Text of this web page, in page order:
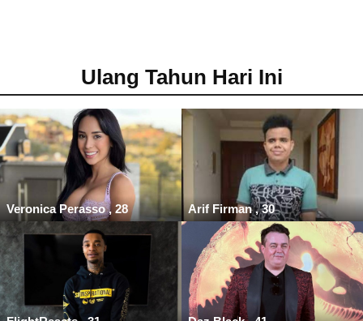
Ulang Tahun Hari Ini
Veronica Perasso , 28 Arif Firman , 30